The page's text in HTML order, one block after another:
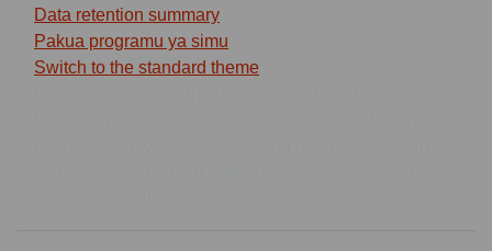
Data retention summary
Pakua programu ya simu
Switch to the standard theme